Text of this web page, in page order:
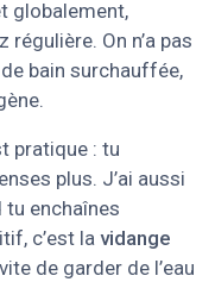
globalement,
On n’a pas
bain surchauffée,
pratique : tu
plus. J’ai aussi
enchaînes
c’est la vidange
de garder de l’eau